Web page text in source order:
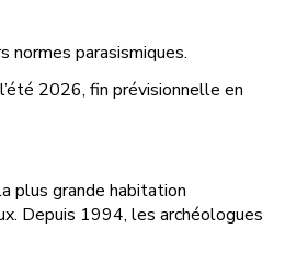
parasismiques.
2026, fin prévisionnelle en
plus grande habitation
Depuis 1994, les archéologues